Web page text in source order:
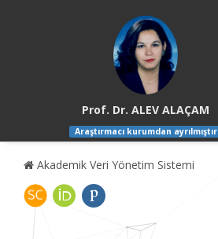
Prof. Dr. ALEV ALAÇAM
Araştırmacı kurumdan ayrılmıştır
Akademik Veri Yönetim Sistemi